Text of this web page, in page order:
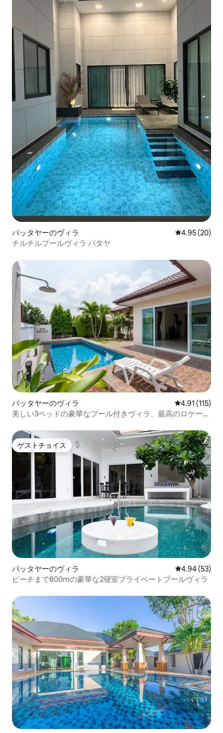
パッタヤーのヴィラ レビュー20
4.95 (20)
チルチルプールヴィラ パタヤ
パッタヤーのヴィラ レビュー115
4.91 (115)
美しい3ベッドの豪華なプール付きヴィラ、最高のロケーシ
ゲストチョイス
ゲストチョイス
パッタヤーのヴィラ レビュー53
4.94 (53)
ビーチまで800mの豪華な2寝室プライベートプールヴィラ